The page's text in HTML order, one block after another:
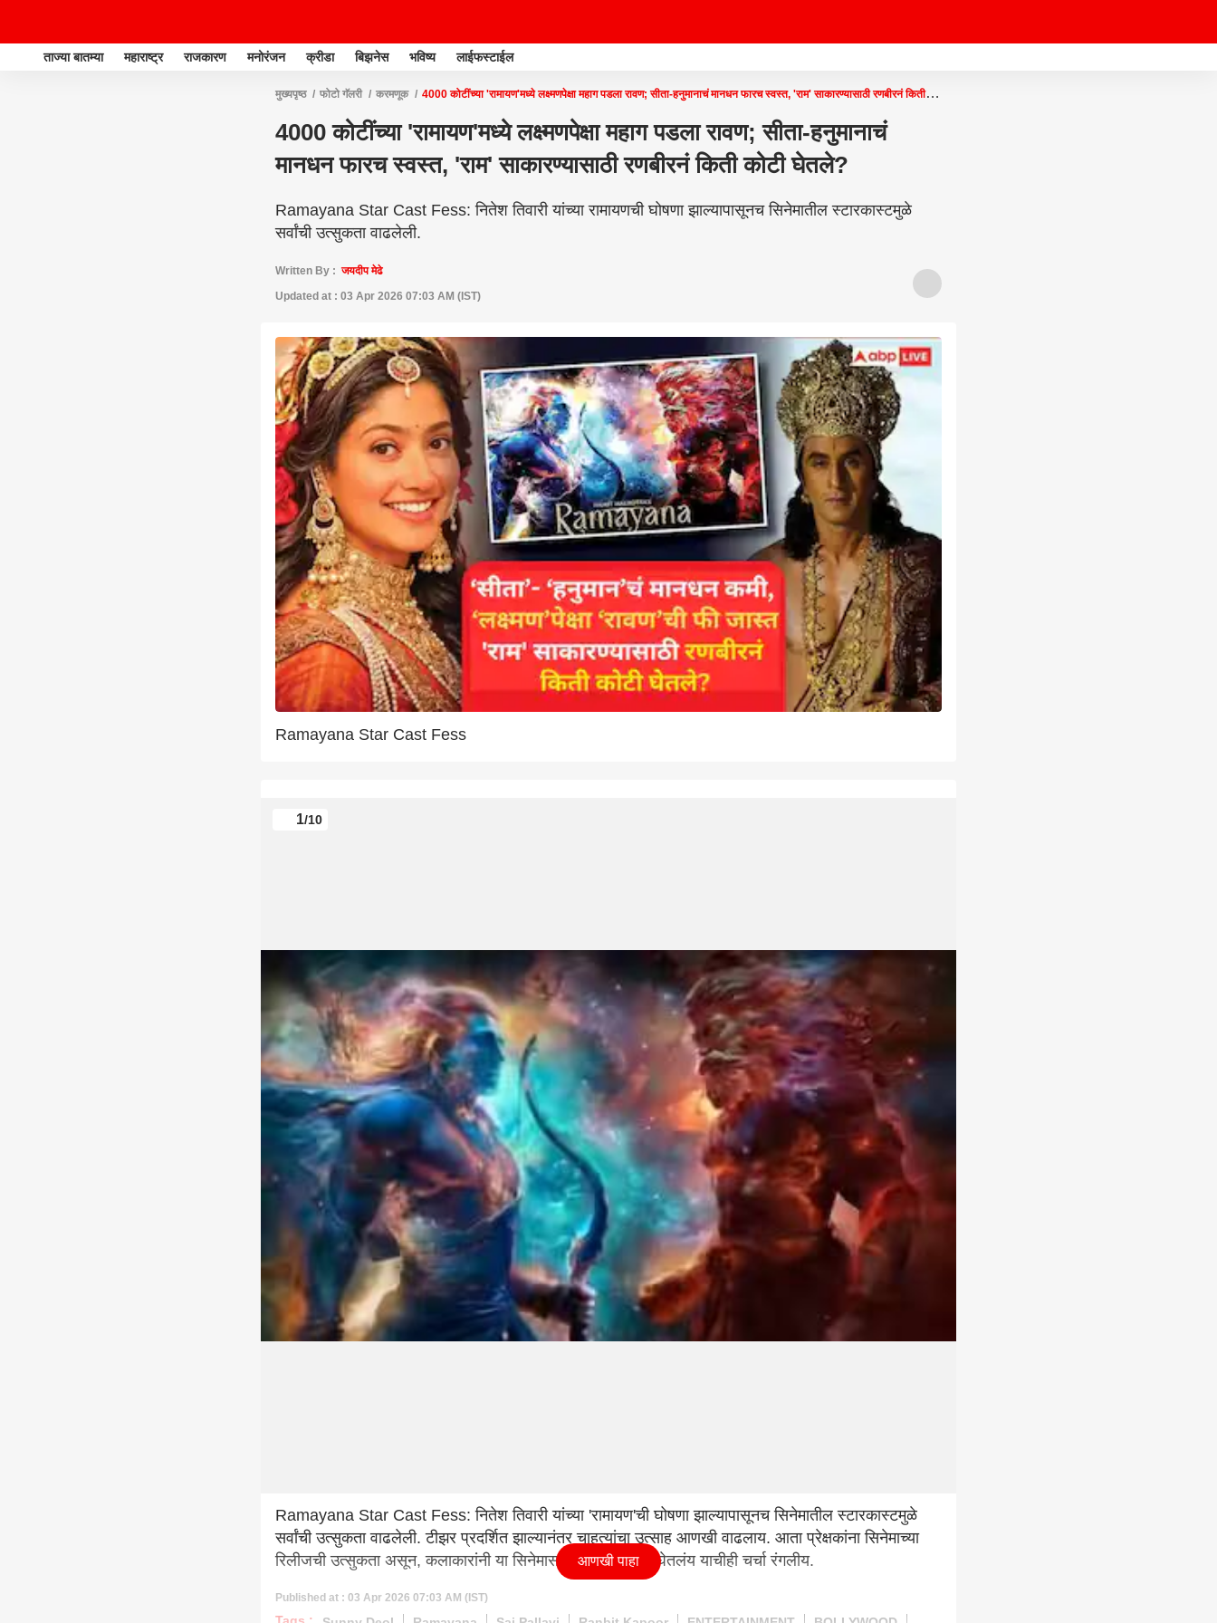
ताज्या बातम्या महाराष्ट्र राजकारण मनोरंजन क्रीडा बिझनेस भविष्य लाईफस्टाईल
मुख्यपृष्ठ फोटो गॅलरी करमणूक
4000 कोटींच्या 'रामायण'मध्ये लक्ष्मणपेक्षा महाग पडला रावण; सीता-हनुमानाचं मानधन फारच स्वस्त, 'राम' साकारण्यासाठी रणबीरनं किती
4000 कोटींच्या 'रामायण'मध्ये लक्ष्मणपेक्षा महाग पडला रावण; सीता-हनुमानाचं
मानधन फारच स्वस्त, 'राम' साकारण्यासाठी रणबीरनं किती कोटी घेतले?
Ramayana Star Cast Fess: नितेश तिवारी यांच्या रामायणची घोषणा झाल्यापासूनच सिनेमातील स्टारकास्टमुळे
सर्वांची उत्सुकता वाढलेली.
Written By :जयदीप मेढे
Updated at : 03 Apr 2026 07:03 AM (IST)
Ramayana Star Cast Fess
1/10
Ramayana Star Cast Fess: नितेश तिवारी यांच्या 'रामायण'ची घोषणा झाल्यापासूनच सिनेमातील स्टारकास्टमुळे
सर्वांची उत्सुकता वाढलेली. टीझर प्रदर्शित झाल्यानंतर चाहत्यांचा उत्साह आणखी वाढलाय. आता प्रेक्षकांना सिनेमाच्या
रिलीजची उत्सुकता असून, कलाकारांनी या सिनेमासाठी किती मानधन घेतलंय याचीही चर्चा रंगलीय.
Published at : 03 Apr 2026 07:03 AM (IST)
आणखी पाहा